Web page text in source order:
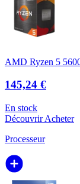
AMD Ryzen 5
145,24 €
En stock
DécouvrirAcheter
Processeur